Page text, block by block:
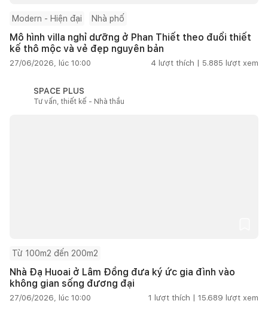
Modern - Hiện đại Nhà phố
Mô hình villa nghỉ dưỡng ở Phan Thiết theo đuổi thiết
kế thô mộc và vẻ đẹp nguyên bản
27/06/2026, lúc 10:00 4 lượt thích | 5.885 lượt xem
SPACE PLUS
Tư vấn, thiết kế - Nhà thầu
Từ 100m2 đến 200m2
Nhà Đạ Huoai ở Lâm Đồng đưa ký ức gia đình vào
không gian sống đương đại
27/06/2026, lúc 10:00 1 lượt thích | 15.689 lượt xem